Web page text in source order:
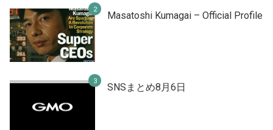
Masatoshi Kumagai – Official Profile
SNSまとめ8月6日